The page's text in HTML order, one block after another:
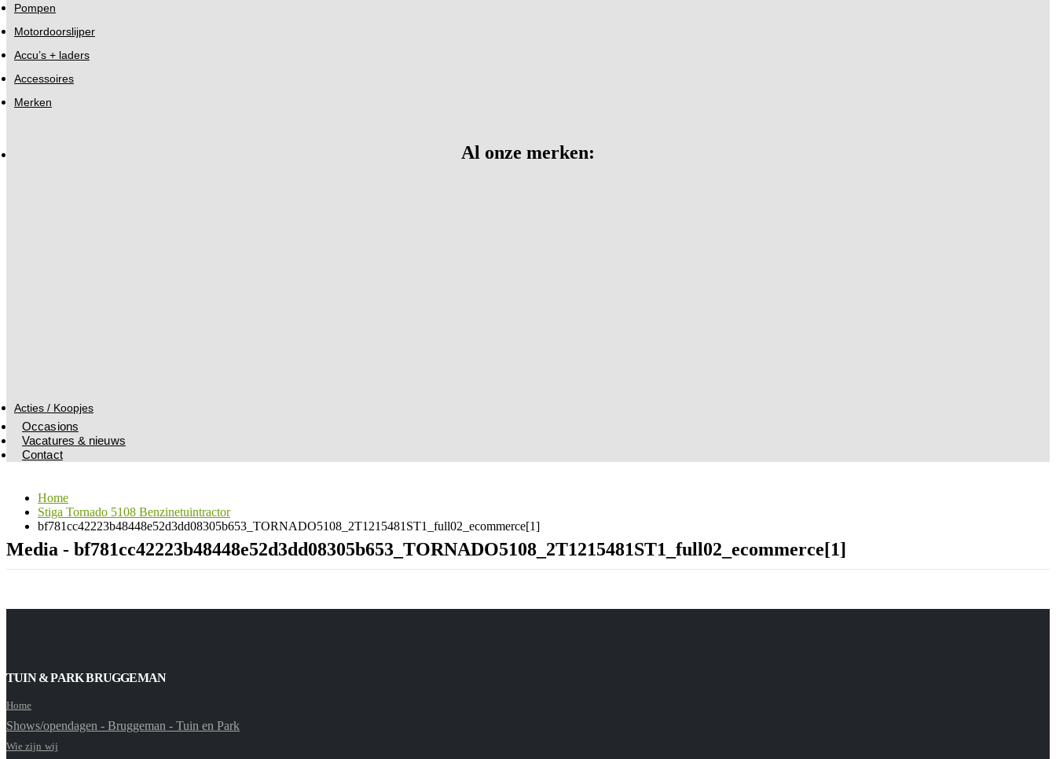
Pompen
Motordoorslijper
Accu’s + laders
Accessoires
Merken
Al onze merken:
Acties / Koopjes
Occasions
Vacatures & nieuws
Contact
Home
Stiga Tornado 5108 Benzinetuintractor
bf781cc42223b48448e52d3dd08305b653_TORNADO5108_2T1215481ST1_full02_ecommerce[1]
Media - bf781cc42223b48448e52d3dd08305b653_TORNADO5108_2T1215481ST1_full02_ecommerce[1]
TUIN & PARK BRUGGEMAN
Home
Shows/opendagen - Bruggeman - Tuin en Park
Wie zijn wij